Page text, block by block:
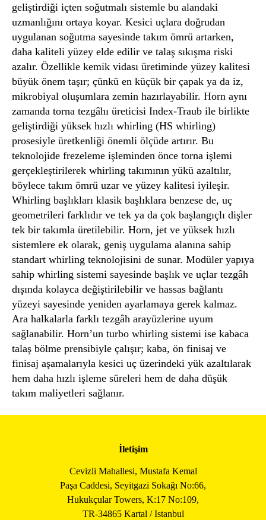
geliştirdiği içten soğutmalı sistemle bu alandaki
uzmanlığını ortaya koyar. Kesici uçlara doğrudan
uygulanan soğutma sayesinde takım ömrü artarken,
daha kaliteli yüzey elde edilir ve talaş sıkışma riski
azalır. Özellikle kemik vidası üretiminde yüzey kalitesi
büyük önem taşır; çünkü en küçük bir çapak ya da iz,
mikrobiyal oluşumlara zemin hazırlayabilir. Horn aynı
zamanda torna tezgâhı üreticisi Index-Traub ile birlikte
geliştirdiği yüksek hızlı whirling (HS whirling)
prosesiyle üretkenliği önemli ölçüde artırır. Bu
teknolojide frezeleme işleminden önce torna işlemi
gerçekleştirilerek whirling takımının yükü azaltılır,
böylece takım ömrü uzar ve yüzey kalitesi iyileşir.
Whirling başlıkları klasik başlıklara benzese de, uç
geometrileri farklıdır ve tek ya da çok başlangıçlı dişler
tek bir takımla üretilebilir. Horn, jet ve yüksek hızlı
sistemlere ek olarak, geniş uygulama alanına sahip
standart whirling teknolojisini de sunar. Modüler yapıya
sahip whirling sistemi sayesinde başlık ve uçlar tezgâh
dışında kolayca değiştirilebilir ve hassas bağlantı
yüzeyi sayesinde yeniden ayarlamaya gerek kalmaz.
Ara halkalarla farklı tezgâh arayüzlerine uyum
sağlanabilir. Horn’un turbo whirling sistemi ise kabaca
talaş bölme prensibiyle çalışır; kaba, ön finisaj ve
finisaj aşamalarıyla kesici uç üzerindeki yük azaltılarak
hem daha hızlı işleme süreleri hem de daha düşük
takım maliyetleri sağlanır.
İletişim
Cevizli Mahallesi, Mustafa Kemal
Paşa Caddesi, Seyitgazi Sokağı No:66,
Hukukçular Towers, K:17 No:109,
TR-34865 Kartal / Istanbul